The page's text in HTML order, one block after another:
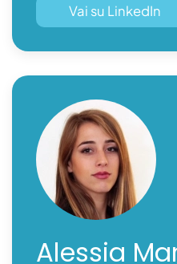
Vai su LinkedIn
Alessia